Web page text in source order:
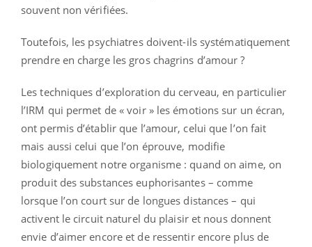
souvent non vérifiées.
Toutefois, les psychiatres doivent-ils systématiquement
prendre en charge les gros chagrins d’amour ?
Les techniques d’exploration du cerveau, en particulier
l’IRM qui permet de « voir » les émotions sur un écran,
ont permis d’établir que l’amour, celui que l’on fait
mais aussi celui que l’on éprouve, modifie
biologiquement notre organisme : quand on aime, on
produit des substances euphorisantes – comme
lorsque l’on court sur de longues distances – qui
activent le circuit naturel du plaisir et nous donnent
envie d’aimer encore et de ressentir encore plus de